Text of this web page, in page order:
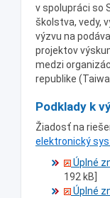
v spolupráci so
školstva, vedy,
výzvu na
projektov
medzi
republike
Podklady k
Žiadosť na
elektronický
Úplné
192 kB]
Úplné